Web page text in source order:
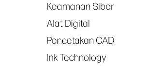
Keamanan Siber
Alat Digital
Pencetakan CAD
Ink Technology